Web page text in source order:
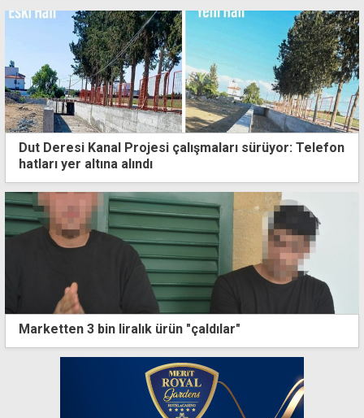
Dut Deresi Kanal Projesi çalışmaları sürüyor: Telefon
hatları yer altına alındı
Marketten 3 bin liralık ürün "çaldılar"